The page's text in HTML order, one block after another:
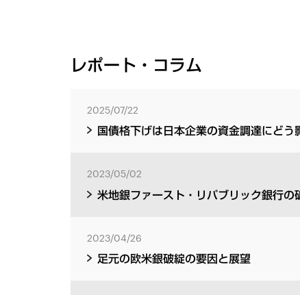
レポート・コラム
2025/07/22
国債格下げは日本企業の資金調達にどう
2023/05/02
米地銀ファースト・リパブリック銀行の
2023/04/26
足元の欧米銀破綻の要因と展望